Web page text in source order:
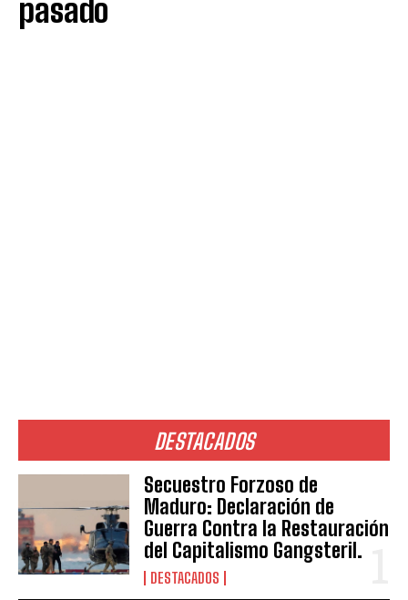
DESTACADOS
Secuestro Forzoso de
Maduro: Declaración de
Guerra Contra la Restauración
del Capitalismo Gangsteril.
DESTACADOS
pasado